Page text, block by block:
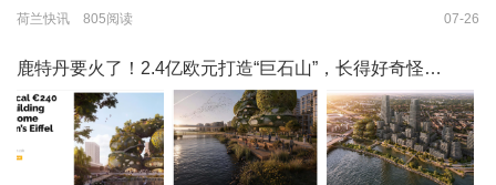
荷兰快讯 805阅读 07-26
鹿特丹要火了！2.4亿欧元打造“巨石山”，长得好奇怪…